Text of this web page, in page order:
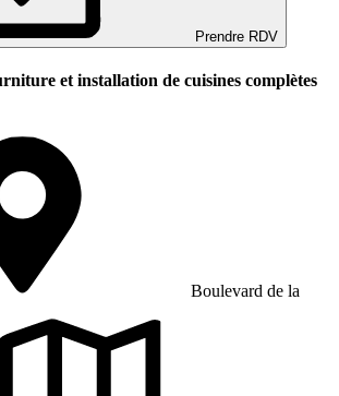
Prendre RDV
et installation de cuisines complètes
Boulevard de la